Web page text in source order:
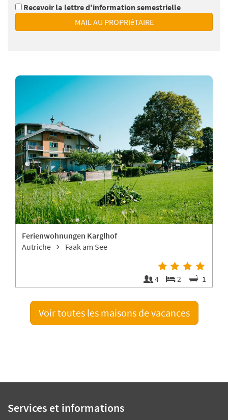
Recevoir la lettre d'information semestrielle
MAIL AU PROPRIéTAIRE
Ferienwohnungen Karglhof
Autriche
Faak am See
4 2 1
Voir toutes les maisons de vacances
Services et informations